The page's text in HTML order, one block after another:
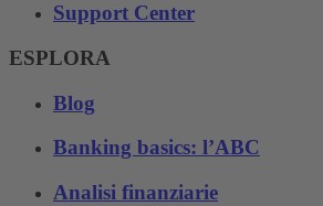
Support Center
ESPLORA
Blog
Banking basics: l’ABC
Analisi finanziarie